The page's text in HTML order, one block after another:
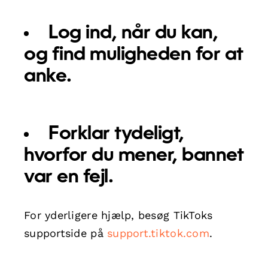
Log ind, når du kan,
og find muligheden for at
anke.
Forklar tydeligt,
hvorfor du mener, bannet
var en fejl.
For yderligere hjælp, besøg TikToks
supportside på support.tiktok.com.